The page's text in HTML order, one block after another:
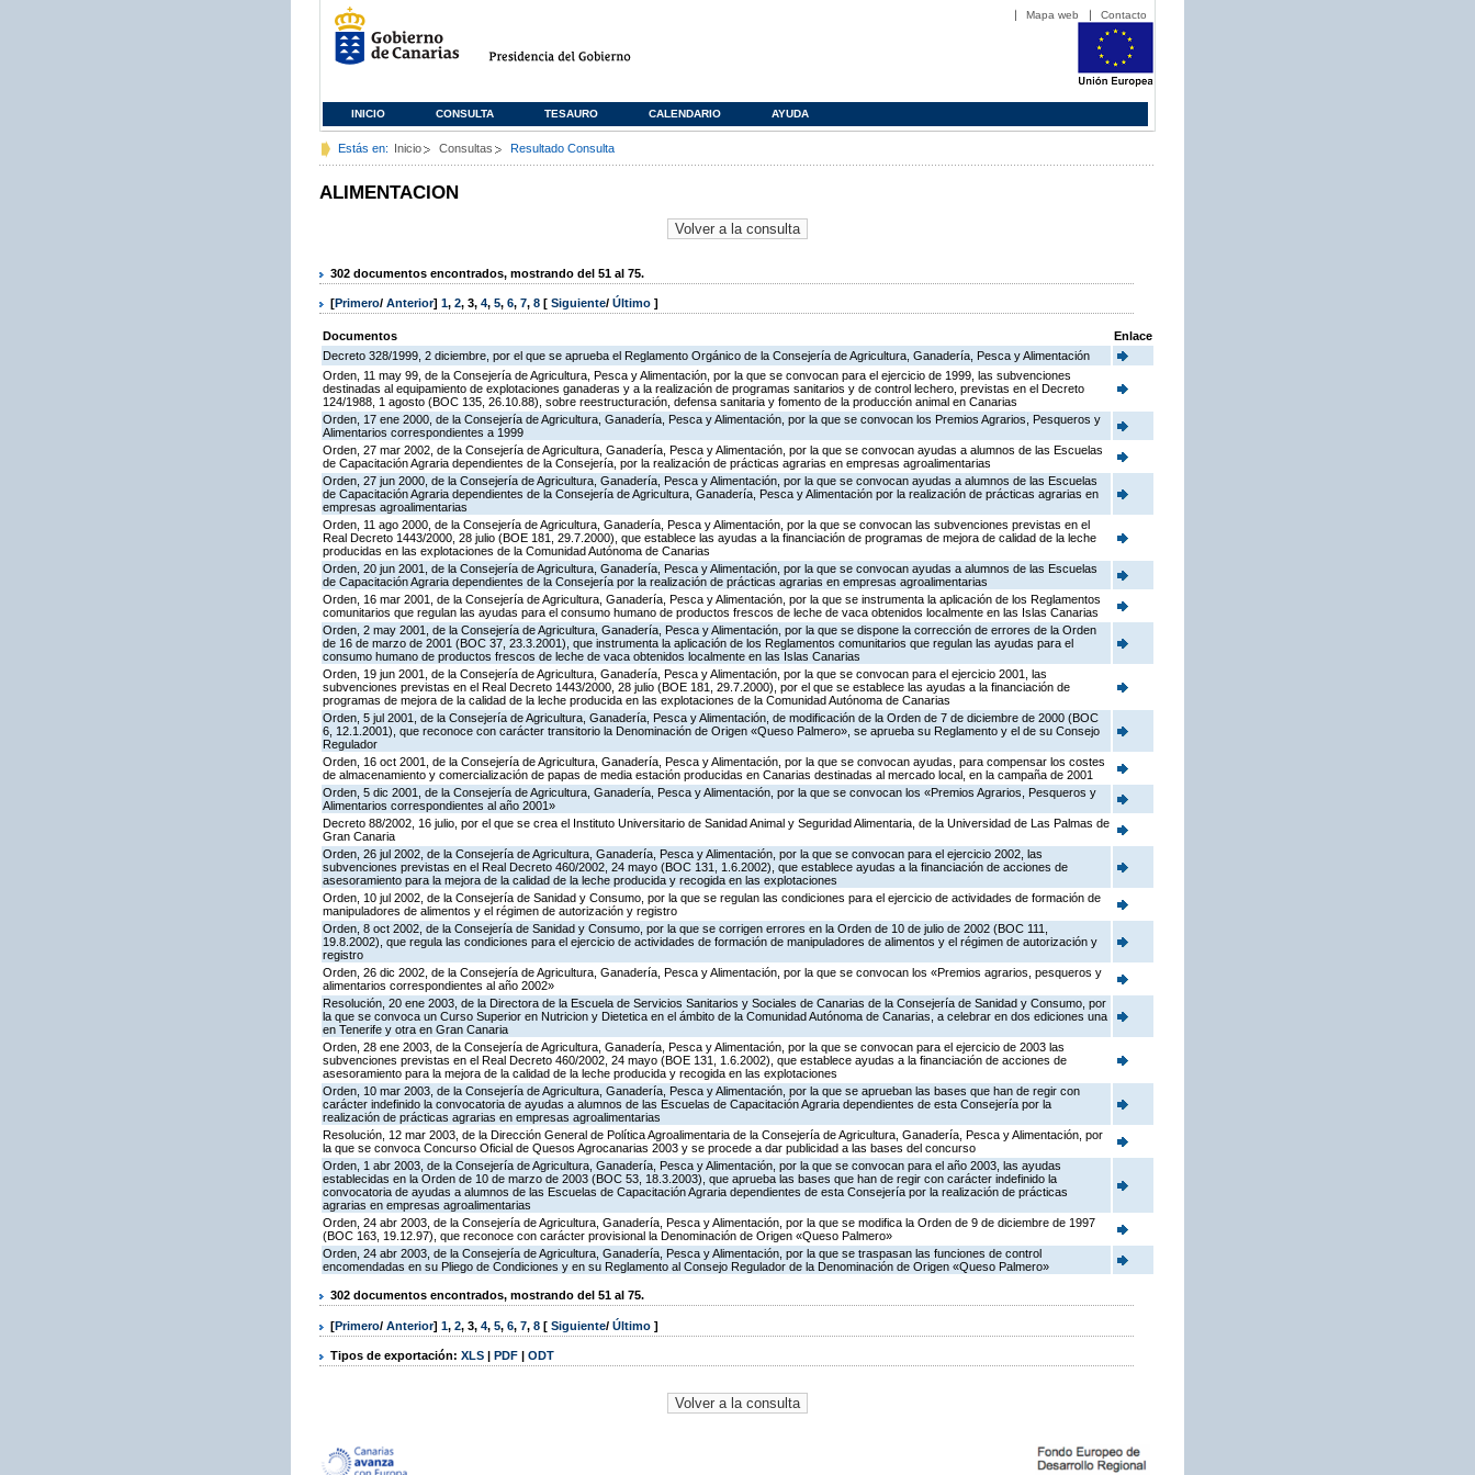
Mapa web Contacto
INICIO CONSULTA TESAURO CALENDARIO AYUDA
Estás en: Inicio Consultas Resultado Consulta
ALIMENTACION
302 documentos encontrados, mostrando del 51 al 75.
[Primero/ Anterior] 1, 2, 3, 4, 5, 6, 7, 8 [ Siguiente/ Último ]
Documentos
Enlace
Decreto 328/1999, 2 diciembre, por el que se aprueba el Reglamento Orgánico de la Consejería de Agricultura, Ganadería, Pesca y Alimentación
Orden, 11 may 99, de la Consejería de Agricultura, Pesca y Alimentación, por la que se convocan para el ejercicio de 1999, las subvenciones
destinadas al equipamiento de explotaciones ganaderas y a la realización de programas sanitarios y de control lechero, previstas en el Decreto
124/1988, 1 agosto (BOC 135, 26.10.88), sobre reestructuración, defensa sanitaria y fomento de la producción animal en Canarias
Orden, 17 ene 2000, de la Consejería de Agricultura, Ganadería, Pesca y Alimentación, por la que se convocan los Premios Agrarios, Pesqueros y
Alimentarios correspondientes a 1999
Orden, 27 mar 2002, de la Consejería de Agricultura, Ganadería, Pesca y Alimentación, por la que se convocan ayudas a alumnos de las Escuelas
de Capacitación Agraria dependientes de la Consejería, por la realización de prácticas agrarias en empresas agroalimentarias
Orden, 27 jun 2000, de la Consejería de Agricultura, Ganadería, Pesca y Alimentación, por la que se convocan ayudas a alumnos de las Escuelas
de Capacitación Agraria dependientes de la Consejería de Agricultura, Ganadería, Pesca y Alimentación por la realización de prácticas agrarias en
empresas agroalimentarias
Orden, 11 ago 2000, de la Consejería de Agricultura, Ganadería, Pesca y Alimentación, por la que se convocan las subvenciones previstas en el
Real Decreto 1443/2000, 28 julio (BOE 181, 29.7.2000), que establece las ayudas a la financiación de programas de mejora de calidad de la leche
producidas en las explotaciones de la Comunidad Autónoma de Canarias
Orden, 20 jun 2001, de la Consejería de Agricultura, Ganadería, Pesca y Alimentación, por la que se convocan ayudas a alumnos de las Escuelas
de Capacitación Agraria dependientes de la Consejería por la realización de prácticas agrarias en empresas agroalimentarias
Orden, 16 mar 2001, de la Consejería de Agricultura, Ganadería, Pesca y Alimentación, por la que se instrumenta la aplicación de los Reglamentos
comunitarios que regulan las ayudas para el consumo humano de productos frescos de leche de vaca obtenidos localmente en las Islas Canarias
Orden, 2 may 2001, de la Consejería de Agricultura, Ganadería, Pesca y Alimentación, por la que se dispone la corrección de errores de la Orden
de 16 de marzo de 2001 (BOC 37, 23.3.2001), que instrumenta la aplicación de los Reglamentos comunitarios que regulan las ayudas para el
consumo humano de productos frescos de leche de vaca obtenidos localmente en las Islas Canarias
Orden, 19 jun 2001, de la Consejería de Agricultura, Ganadería, Pesca y Alimentación, por la que se convocan para el ejercicio 2001, las
subvenciones previstas en el Real Decreto 1443/2000, 28 julio (BOE 181, 29.7.2000), por el que se establece las ayudas a la financiación de
programas de mejora de la calidad de la leche producida en las explotaciones de la Comunidad Autónoma de Canarias
Orden, 5 jul 2001, de la Consejería de Agricultura, Ganadería, Pesca y Alimentación, de modificación de la Orden de 7 de diciembre de 2000 (BOC
6, 12.1.2001), que reconoce con carácter transitorio la Denominación de Origen «Queso Palmero», se aprueba su Reglamento y el de su Consejo
Regulador
Orden, 16 oct 2001, de la Consejería de Agricultura, Ganadería, Pesca y Alimentación, por la que se convocan ayudas, para compensar los costes
de almacenamiento y comercialización de papas de media estación producidas en Canarias destinadas al mercado local, en la campaña de 2001
Orden, 5 dic 2001, de la Consejería de Agricultura, Ganadería, Pesca y Alimentación, por la que se convocan los «Premios Agrarios, Pesqueros y
Alimentarios correspondientes al año 2001»
Decreto 88/2002, 16 julio, por el que se crea el Instituto Universitario de Sanidad Animal y Seguridad Alimentaria, de la Universidad de Las Palmas de
Gran Canaria
Orden, 26 jul 2002, de la Consejería de Agricultura, Ganadería, Pesca y Alimentación, por la que se convocan para el ejercicio 2002, las
subvenciones previstas en el Real Decreto 460/2002, 24 mayo (BOC 131, 1.6.2002), que establece ayudas a la financiación de acciones de
asesoramiento para la mejora de la calidad de la leche producida y recogida en las explotaciones
Orden, 10 jul 2002, de la Consejería de Sanidad y Consumo, por la que se regulan las condiciones para el ejercicio de actividades de formación de
manipuladores de alimentos y el régimen de autorización y registro
Orden, 8 oct 2002, de la Consejería de Sanidad y Consumo, por la que se corrigen errores en la Orden de 10 de julio de 2002 (BOC 111,
19.8.2002), que regula las condiciones para el ejercicio de actividades de formación de manipuladores de alimentos y el régimen de autorización y
registro
Orden, 26 dic 2002, de la Consejería de Agricultura, Ganadería, Pesca y Alimentación, por la que se convocan los «Premios agrarios, pesqueros y
alimentarios correspondientes al año 2002»
Resolución, 20 ene 2003, de la Directora de la Escuela de Servicios Sanitarios y Sociales de Canarias de la Consejería de Sanidad y Consumo, por
la que se convoca un Curso Superior en Nutricion y Dietetica en el ámbito de la Comunidad Autónoma de Canarias, a celebrar en dos ediciones una
en Tenerife y otra en Gran Canaria
Orden, 28 ene 2003, de la Consejería de Agricultura, Ganadería, Pesca y Alimentación, por la que se convocan para el ejercicio de 2003 las
subvenciones previstas en el Real Decreto 460/2002, 24 mayo (BOE 131, 1.6.2002), que establece ayudas a la financiación de acciones de
asesoramiento para la mejora de la calidad de la leche producida y recogida en las explotaciones
Orden, 10 mar 2003, de la Consejería de Agricultura, Ganadería, Pesca y Alimentación, por la que se aprueban las bases que han de regir con
carácter indefinido la convocatoria de ayudas a alumnos de las Escuelas de Capacitación Agraria dependientes de esta Consejería por la
realización de prácticas agrarias en empresas agroalimentarias
Resolución, 12 mar 2003, de la Dirección General de Política Agroalimentaria de la Consejería de Agricultura, Ganadería, Pesca y Alimentación, por
la que se convoca Concurso Oficial de Quesos Agrocanarias 2003 y se procede a dar publicidad a las bases del concurso
Orden, 1 abr 2003, de la Consejería de Agricultura, Ganadería, Pesca y Alimentación, por la que se convocan para el año 2003, las ayudas
establecidas en la Orden de 10 de marzo de 2003 (BOC 53, 18.3.2003), que aprueba las bases que han de regir con carácter indefinido la
convocatoria de ayudas a alumnos de las Escuelas de Capacitación Agraria dependientes de esta Consejería por la realización de prácticas
agrarias en empresas agroalimentarias
Orden, 24 abr 2003, de la Consejería de Agricultura, Ganadería, Pesca y Alimentación, por la que se modifica la Orden de 9 de diciembre de 1997
(BOC 163, 19.12.97), que reconoce con carácter provisional la Denominación de Origen «Queso Palmero»
Orden, 24 abr 2003, de la Consejería de Agricultura, Ganadería, Pesca y Alimentación, por la que se traspasan las funciones de control
encomendadas en su Pliego de Condiciones y en su Reglamento al Consejo Regulador de la Denominación de Origen «Queso Palmero»
302 documentos encontrados, mostrando del 51 al 75.
[Primero/ Anterior] 1, 2, 3, 4, 5, 6, 7, 8 [ Siguiente/ Último ]
Tipos de exportación: XLS | PDF | ODT